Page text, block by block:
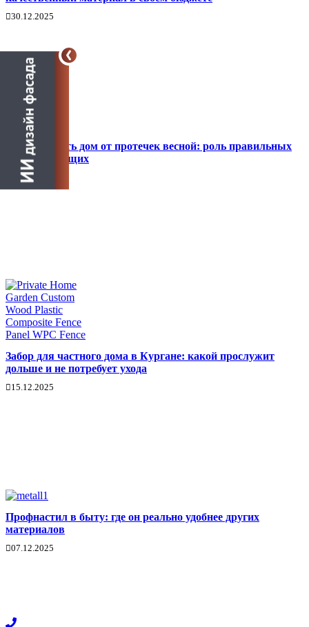
30.12.2025
Как защитить дом от протечек весной: роль правильных
комплектующих
21.12.2025
Забор для частного дома в Кургане: какой прослужит
дольше и не потребует ухода
15.12.2025
Профнастил в быту: где он реально удобнее других
материалов
07.12.2025